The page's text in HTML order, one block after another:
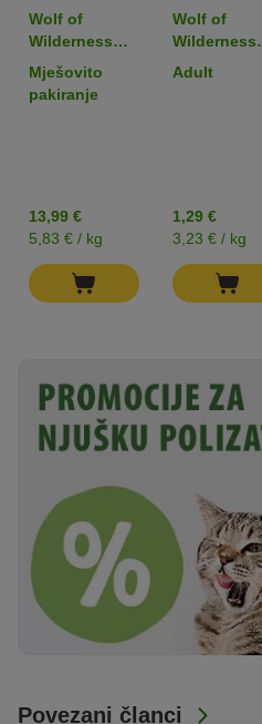
Povezani članci
Wolf of
Wilderness
Adult
“Expedition” 6
x 400 g
Mješovito
pakiranje
13,99 €
5,83 € / kg
Wolf of
Wilderness
"Expedition"
Adult
1,29 €
3,23 € / kg